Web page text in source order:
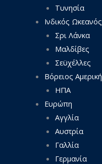
Τυνησία
Ινδικός Ωκεανός
Σρι Λάνκα
Μαλδίβες
Σεϋχέλλες
Βόρειος Αμερική
ΗΠΑ
Ευρώπη
Αγγλία
Αυστρία
Γαλλία
Γερμανία